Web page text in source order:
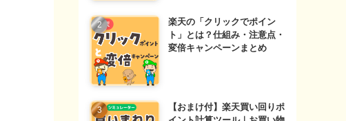
楽天の「クリックでポイン
ト」とは？仕組み・注意点・
変倍キャンペーンまとめ
【おまけ付】楽天買い回りポ